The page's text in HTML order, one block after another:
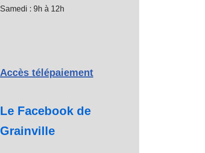
Samedi : 9h à 12h
Accès télépaiement
Le Facebook de
Grainville